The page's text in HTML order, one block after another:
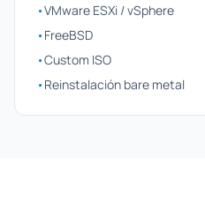
•VMware ESXi / vSphere
•FreeBSD
•Custom ISO
•Reinstalación bare metal